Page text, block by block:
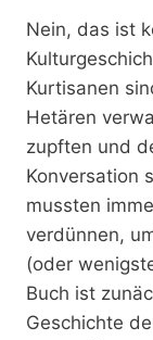
Nein, das ist
Kurtisanen
Hetären
zupften und
Konversation
mussten
verdünnen,
(oder
Buch ist
Geschichte